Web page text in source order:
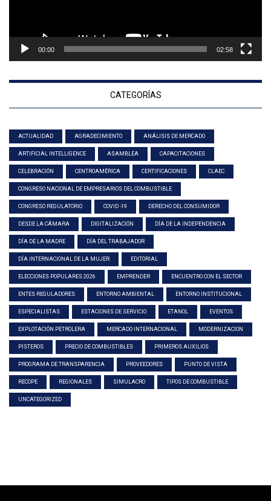
00:00 02:58
CATEGORÍAS
ACTUALIDAD AGRADECIMIENTO ANÁLISIS DE MERCADO
ARTIFICIAL INTELLIGENCE ASAMBLEA CAPACITACIONES
CELEBRACIÓN CENTROAMÉRICA CERTIFICACIONES CLAEC
CONGRESO NACIONAL DE EMPRESARIOS DEL COMBUSTIBLE
CONGRESO REGULATORIO COVID -19 DERECHO DEL CONSUMIDOR
DESDE LA CÁMARA DIGITALIZACIÓN DÍA DE LA INDEPENDENCIA
DÍA DE LA MADRE DÍA DEL TRABAJADOR
DÍA INTERNACIONAL DE LA MUJER EDITORIAL
ELECCIONES POPULARES 2026 EMPRENDER ENCUENTRO CON EL SECTOR
ENTES REGULADORES ENTORNO AMBIENTAL ENTORNO INSTITUCIONAL
ESPECIALISTAS ESTACIONES DE SERVICIO ETANOL EVENTOS
EXPLOTACIÓN PETROLERA MERCADO INTERNACIONAL MODERNIZACION
PISTEROS PRECIO DE COMBUSTIBLES PRIMEROS AUXILIOS
PROGRAMA DE TRANSPARENCIA PROVEEDORES PUNTO DE VISTA
RECOPE REGIONALES SIMULACRO TIPOS DE COMBUSTIBLE
UNCATEGORIZED